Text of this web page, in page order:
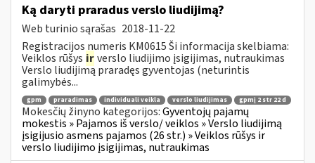
Ką daryti praradus verslo liudijimą?
Web turinio sąrašas 2018-11-22
Registracijos numeris KM0615 Ši informacija skelbiama:
Veiklos rūšys irverslo liudijimo įsigijimas, nutraukimas
Verslo liudijimą praradęs gyventojas (neturintis
galimybės...
gpm praradimas individuali veikla verslo liudijimas gpmį 2 str 22 d
Mokesčių žinyno kategorijos:Gyventojų pajamų
mokestis » Pajamos iš verslo/ veiklos » Verslo liudijimą
įsigijusio asmens pajamos (26 str.) » Veiklos rūšys ir
verslo liudijimo įsigijimas, nutraukimas